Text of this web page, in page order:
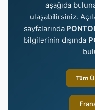
aşağıda
ulaşabilirsiniz.
sayfalarında
bilgilerinin dışında
Tüm